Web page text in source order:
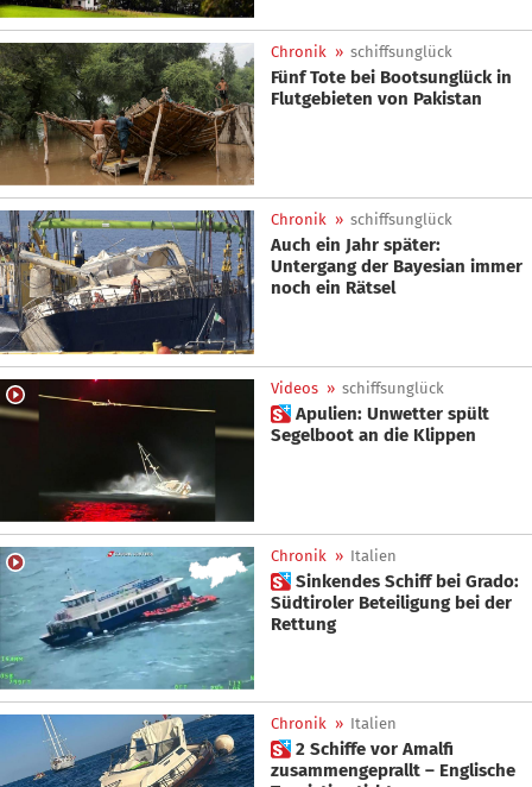
Chronik » schiffsunglück
Fünf Tote bei Bootsunglück in
Flutgebieten von Pakistan
Chronik » schiffsunglück
Auch ein Jahr später:
Untergang der Bayesian immer
noch ein Rätsel
Videos » schiffsunglück
 Apulien: Unwetter spült
Segelboot an die Klippen
Chronik » Italien
 Sinkendes Schiff bei Grado:
Südtiroler Beteiligung bei der
Rettung
Chronik » Italien
 2 Schiffe vor Amalfi
zusammengeprallt – Englische